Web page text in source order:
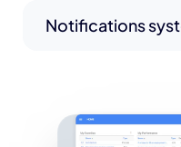
Notifications